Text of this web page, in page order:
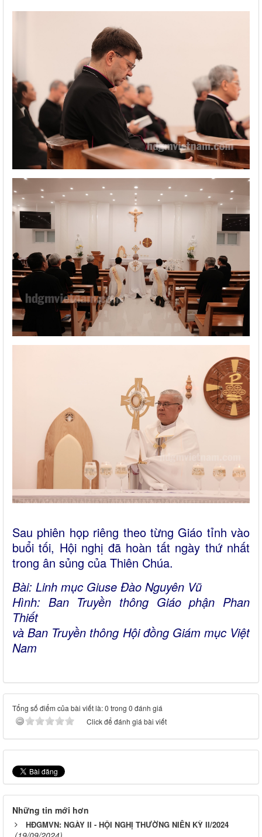
Sau phiên họp riêng theo từng Giáo tỉnh vào
buổi tối, Hội nghị đã hoàn tất ngày thứ nhất
trong ân sủng của Thiên Chúa.
Bài: Linh mục Giuse Đào Nguyên Vũ
Hình: Ban Truyền thông Giáo phận Phan
Thiết
và Ban Truyền thông Hội đồng Giám mục Việt
Nam
Tổng số điểm của bài viết là: 0 trong 0 đánh giá
Click để đánh giá bài viết
Những tin mới hơn
HĐGMVN: NGÀY II - HỘI NGHỊ THƯỜNG NIÊN KỲ II/2024